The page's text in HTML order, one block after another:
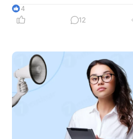
податкового органу
днів після закінчення
14
12